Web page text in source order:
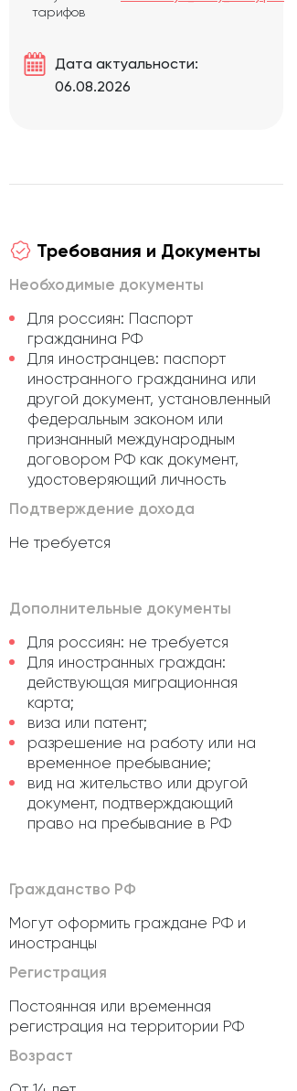
тарифов
Дата актуальности:
06.08.2026
Требования и Документы
Необходимые документы
Для россиян: Паспорт
гражданина РФ
Для иностранцев: паспорт
иностранного гражданина или
другой документ, установленный
федеральным законом или
признанный международным
договором РФ как документ,
удостоверяющий личность
Подтверждение дохода
Не требуется
Дополнительные документы
Для россиян: не требуется
Для иностранных граждан:
действующая миграционная
карта;
виза или патент;
разрешение на работу или на
временное пребывание;
вид на жительство или другой
документ, подтверждающий
право на пребывание в РФ
Гражданство РФ
Могут оформить граждане РФ и
иностранцы
Регистрация
Постоянная или временная
регистрация на территории РФ
Возраст